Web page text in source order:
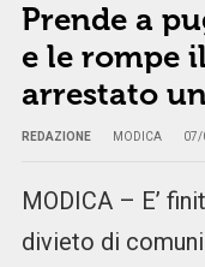
Prende a
e le rompe
arrestato
REDAZIONE MODICA 07/
MODICA – E’
divieto di